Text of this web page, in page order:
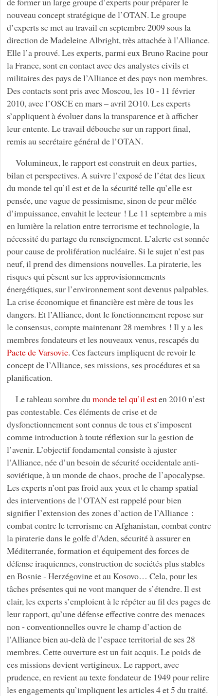
nouveau concept stratégique de l’OTAN. Le groupe
d’experts se met au travail en septembre 2009 sous la
direction de Madeleine Albright, très attachée à l’Alliance.
Elle l’a prouvé. Les experts, parmi eux Bruno Racine pour
la France, sont en contact avec des analystes civils et
militaires des pays de l’Alliance et des pays non membres.
Des contacts sont pris avec Moscou, les 10 - 11 février
2010, avec l’OSCE en mars – avril 2O10. Les experts
s’appliquent à évoluer dans la transparence et à afficher
leur entente. Le travail débouche sur un rapport final,
remis au secrétaire général de l’OTAN.
Volumineux, le rapport est construit en deux parties,
bilan et perspectives. A suivre l’exposé de l’état des lieux
du monde tel qu’il est et de la sécurité telle qu’elle est
pensée, une vague de pessimisme, sinon de peur mêlée
d’impuissance, envahit le lecteur ! Le 11 septembre a mis
en lumière la relation entre terrorisme et technologie, la
nécessité du partage du renseignement. L’alerte est sonnée
pour cause de prolifération nucléaire. Si le sujet n’est pas
neuf, il prend des dimensions nouvelles. La piraterie, les
risques qui pèsent sur les approvisionnements
énergétiques, sur l’environnement sont devenus palpables.
La crise économique et financière est mère de tous les
dangers. Et l’Alliance, dont le fonctionnement repose sur
le consensus, compte maintenant 28 membres ! Il y a les
membres fondateurs et les nouveaux venus, rescapés du
Pacte de Varsovie. Ces facteurs impliquent de revoir le
concept de l’Alliance, ses missions, ses procédures et sa
planification.
Le tableau sombre dumonde tel qu’il esten 2010 n’est
pas contestable. Ces éléments de crise et de
dysfonctionnement sont connus de tous et s’imposent
comme introduction à toute réflexion sur la gestion de
l’avenir. L’objectif fondamental consiste à ajuster
l’Alliance, née d’un besoin de sécurité occidentale anti-
soviétique, à un monde de chaos, proche de l’apocalypse.
Les experts n’ont pas froid aux yeux et le champ spatial
des interventions de l’OTAN est rappelé pour bien
signifier l’extension des zones d’action de l’Alliance :
combat contre le terrorisme en Afghanistan, combat contre
la piraterie dans le golfe d’Aden, sécurité à assurer en
Méditerranée, formation et équipement des forces de
défense iraquiennes, construction de sociétés plus stables
en Bosnie - Herzégovine et au Kosovo… Cela, pour les
tâches présentes qui ne vont manquer de s’étendre. Il est
clair, les experts s’emploient à le répéter au fil des pages de
leur rapport, qu’une défense effective contre des menaces
non - conventionnelles ouvre le champ d’action de
l’Alliance bien au-delà de l’espace territorial de ses 28
membres. Cette ouverture est un fait acquis. Le poids de
ces missions devient vertigineux. Le rapport, avec
prudence, en revient au texte fondateur de 1949 pour relire
les engagements qu’impliquent les articles 4 et 5 du traité.